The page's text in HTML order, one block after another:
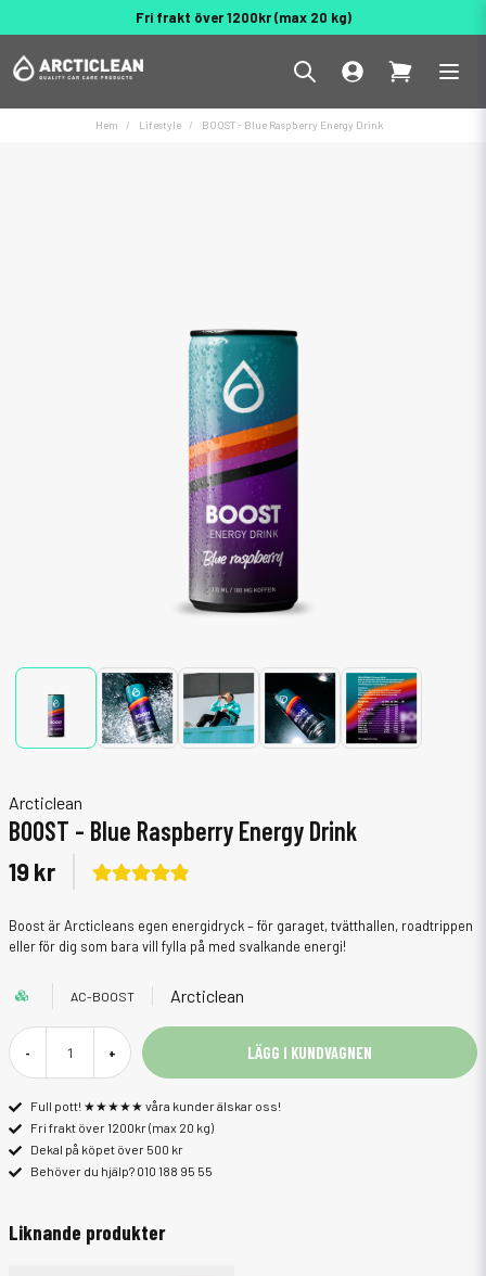
Fri frakt över 1200kr (max 20 kg)
Behöver du hjälp? 010 188 95 55
Hem Lifestyle BOOST - Blue Raspberry Energy Drink
Arcticlean
BOOST - Blue Raspberry Energy Drink
19 kr
Boost är Arcticleans egen energidryck – för garaget, tvätthallen, roadtrippen
eller för dig som bara vill fylla på med svalkande energi!
AC-BOOST Arcticlean
- + LÄGG I KUNDVAGNEN
Full pott! ★★★★★ våra kunder älskar oss!
Fri frakt över 1200kr (max 20 kg)
Dekal på köpet över 500 kr
Behöver du hjälp? 010 188 95 55
Liknande produkter